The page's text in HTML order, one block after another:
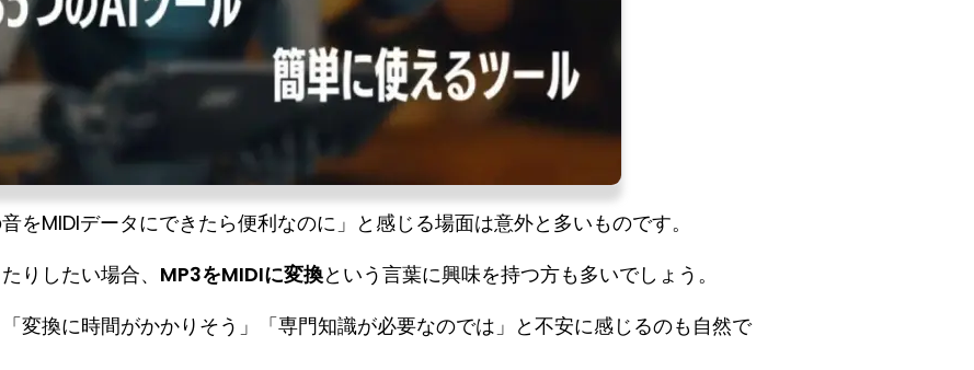
をMIDIデータにできたら便利なのに」と感じる場面は意外と多いものです。
りしたい場合、 MP3をMIDIに変換という言葉に興味を持つ方も多いでしょう。
変換に時間がかかりそう」「専門知識が必要なのでは」と不安に感じるのも自然で